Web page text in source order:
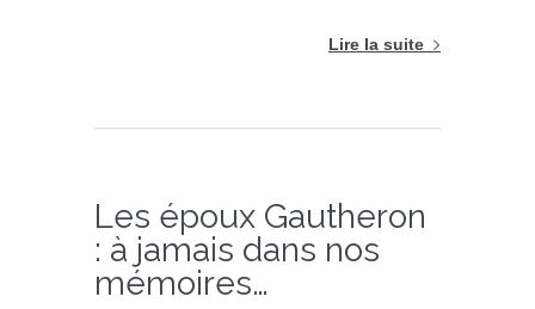
Lire la suite
Les époux Gautheron
: à jamais dans nos
mémoires…